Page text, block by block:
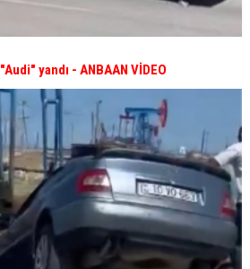
"Audi" yandı - ANBAAN VİDEO